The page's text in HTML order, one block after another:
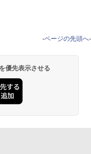
-ページの先頭へ-
優先表示させる